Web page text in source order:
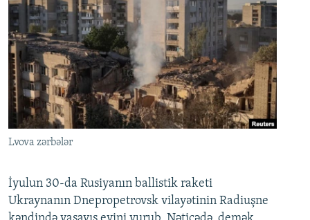
Lvova zərbələr
İyulun 30-da Rusiyanın ballistik raketi
Ukraynanın Dnepropetrovsk vilayətinin Radiuşne